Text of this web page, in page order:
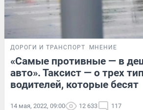
ДОРОГИ И ТРАНСПОРТ МНЕНИЕ
«Самые противные — в
авто». Таксист — о трех
водителей, которые бесят
14 мая, 2022, 09:00 12 633 117